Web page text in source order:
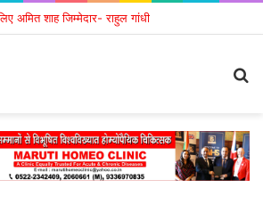
अमित शाह जिम्मेदार- राहुल गांधी